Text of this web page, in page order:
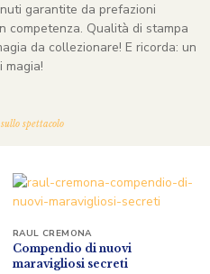
garantite da prefazioni
competenza. Qualità di stampa
da collezionare! E ricorda: un
magia!
spettacolo
Compendio di nuovi
maravigliosi secreti
RAUL CREMONA